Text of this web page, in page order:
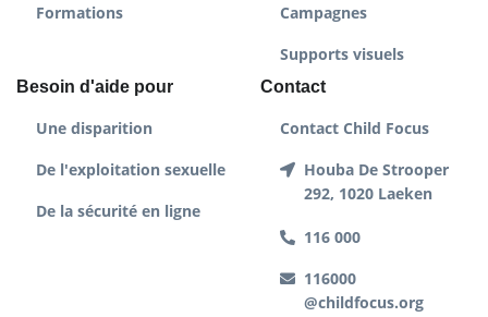
Formations
Campagnes
Supports visuels
Besoin d'aide pour
Une disparition
De l'exploitation sexuelle
De la sécurité en ligne
Contact
Contact Child Focus
Houba De Strooper
292, 1020 Laeken
116 000
116000
@childfocus.org